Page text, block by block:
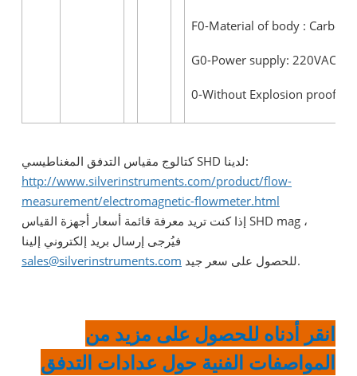
F0-Material of body : Carbon
G0-Power supply: 220VAC
0-Without Explosion proof
كتالوج مقياس التدفق المغناطيسي SHD لدينا:
http://www.silverinstruments.com/product/flow-
measurement/electromagnetic-flowmeter.html
إذا كنت تريد معرفة قائمة أسعار أجهزة القياس SHD mag ،
فيُرجى إرسال بريد إلكتروني إلينا
sales@silverinstruments.com
للحصول على سعر جيد.
انقر أدناه للحصول على مزيد من
المواصفات الفنية حول عدادات التدفق